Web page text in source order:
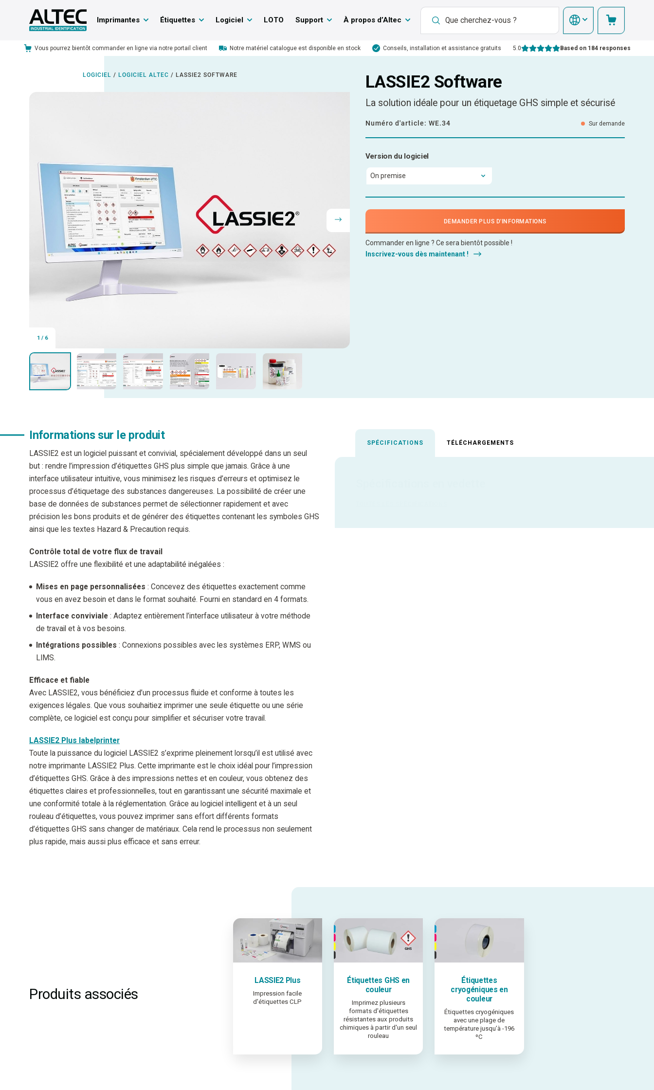
Imprimantes Étiquettes Logiciel LOTO Support À propos d’Altec
Vous pourrez bientôt commander en ligne via notre portail client Notre matériel catalogue est disponible en stock Conseils, installation et assistance gratuits 5.0 Based on 184 responses
LOGICIEL / LOGICIEL ALTEC / LASSIE2 SOFTWARE
1 / 6
LASSIE2 Software
La solution idéale pour un étiquetage GHS simple et sécurisé
Numéro d'article: WE.34 Sur demande
Version du logiciel
DEMANDER PLUS D'INFORMATIONS
Commander en ligne ? Ce sera bientôt possible !
Inscrivez-vous dès maintenant !
Informations sur le produit
LASSIE2 est un logiciel puissant et convivial, spécialement développé dans un seul
but : rendre l’impression d’étiquettes GHS plus simple que jamais. Grâce à une
interface utilisateur intuitive, vous minimisez les risques d’erreurs et optimisez le
processus d’étiquetage des substances dangereuses. La possibilité de créer une
base de données de substances permet de sélectionner rapidement et avec
précision les bons produits et de générer des étiquettes contenant les symboles GHS
ainsi que les textes Hazard & Precaution requis.
Contrôle total de votre flux de travail
LASSIE2 offre une flexibilité et une adaptabilité inégalées :
Mises en page personnalisées : Concevez des étiquettes exactement comme
vous en avez besoin et dans le format souhaité. Fourni en standard en 4 formats.
Interface conviviale : Adaptez entièrement l’interface utilisateur à votre méthode
de travail et à vos besoins.
Intégrations possibles : Connexions possibles avec les systèmes ERP, WMS ou
LIMS.
Efficace et fiable
Avec LASSIE2, vous bénéficiez d’un processus fluide et conforme à toutes les
exigences légales. Que vous souhaitiez imprimer une seule étiquette ou une série
complète, ce logiciel est conçu pour simplifier et sécuriser votre travail.
LASSIE2 Plus labelprinter
Toute la puissance du logiciel LASSIE2 s’exprime pleinement lorsqu’il est utilisé avec
notre imprimante LASSIE2 Plus. Cette imprimante est le choix idéal pour l’impression
d’étiquettes GHS. Grâce à des impressions nettes et en couleur, vous obtenez des
étiquettes claires et professionnelles, tout en garantissant une sécurité maximale et
une conformité totale à la réglementation. Grâce au logiciel intelligent et à un seul
rouleau d’étiquettes, vous pouvez imprimer sans effort différents formats
d’étiquettes GHS sans changer de matériaux. Cela rend le processus non seulement
plus rapide, mais aussi plus efficace et sans erreur.
SPÉCIFICATIONS TÉLÉCHARGEMENTS
Produits associés
LASSIE2 Plus
Impression facile
d'étiquettes CLP
Étiquettes GHS en
couleur
Imprimez plusieurs
formats d'étiquettes
résistantes aux produits
chimiques à partir d'un seul
rouleau
Étiquettes
cryogéniques en
couleur
Étiquettes cryogéniques
avec une plage de
température jusqu’à -196
ºC